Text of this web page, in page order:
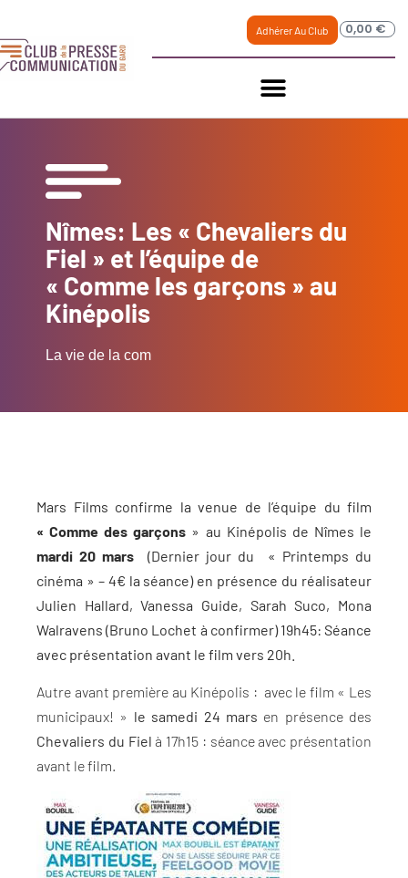
Adhérer Au Club 0,00 €
Nîmes: Les « Chevaliers du
Fiel » et l’équipe de
« Comme les garçons » au
Kinépolis
La vie de la com
Mars Films confirme la venue de l’équipe du film
« Comme des garçons » au Kinépolis de Nîmes le
mardi 20 mars
(Dernier jour du « Printemps du
cinéma » – 4€ la séance) en présence du réalisateur
Julien Hallard, Vanessa Guide, Sarah Suco, Mona
Walravens (Bruno Lochet à confirmer) 19h45: Séance
avec présentation avant le film vers 20h.
Autre avant première au Kinépolis : avec le film « Les
municipaux! » le samedi 24 mars en présence des
Chevaliers du Fiel à 17h15 : séance avec présentation
avant le film.